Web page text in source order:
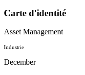
Carte d'identité
Asset Management
Industrie
December